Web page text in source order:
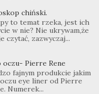
chiński.
to temat rzeka, jest ich
w nie? Nie ukrywam,że
czytać, zazwyczaj...
oczu- Pierre Rene
fajnym produkcie jakim
eye liner od Pierre
Numerek...